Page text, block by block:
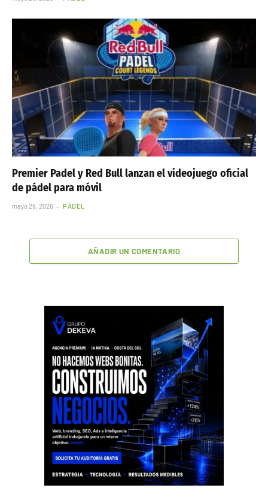
Premier Padel y Red Bull lanzan el videojuego oficial
de pádel para móvil
mayo 29, 2026 PÁDEL
AÑADIR UN COMENTARIO